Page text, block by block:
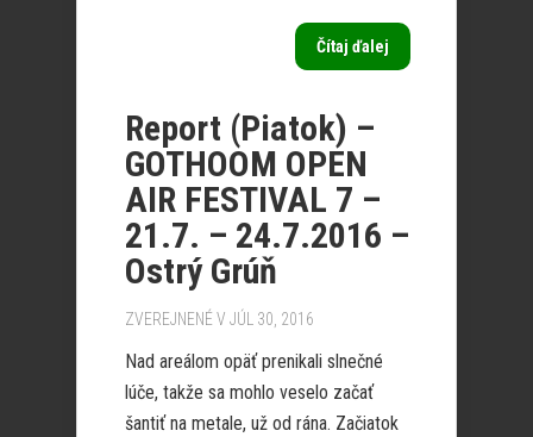
Čítaj ďalej
Report (Piatok) –
GOTHOOM OPEN
AIR FESTIVAL 7 –
21.7. – 24.7.2016 –
Ostrý Grúň
ZVEREJNENÉ V JÚL 30, 2016
Nad areálom opäť prenikali slnečné
lúče, takže sa mohlo veselo začať
šantiť na metale, už od rána. Začiatok